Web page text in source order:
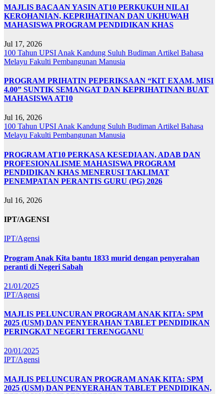
MAJLIS BACAAN YASIN AT10 PERKUKUH NILAI
KEROHANIAN, KEPRIHATINAN DAN UKHUWAH
MAHASISWA PROGRAM PENDIDIKAN KHAS
Jul 17, 2026
100 Tahun UPSI Anak Kandung Suluh Budiman Artikel Bahasa
Melayu Fakulti Pembangunan Manusia
PROGRAM PRIHATIN PEPERIKSAAN “KIT EXAM, MISI
4.00” SUNTIK SEMANGAT DAN KEPRIHATINAN BUAT
MAHASISWA AT10
Jul 16, 2026
100 Tahun UPSI Anak Kandung Suluh Budiman Artikel Bahasa
Melayu Fakulti Pembangunan Manusia
PROGRAM AT10 PERKASA KESEDIAAN, ADAB DAN
PROFESIONALISME MAHASISWA PROGRAM
PENDIDIKAN KHAS MENERUSI TAKLIMAT
PENEMPATAN PERANTIS GURU (PG) 2026
Jul 16, 2026
IPT/AGENSI
IPT/Agensi
Program Anak Kita bantu 1833 murid dengan penyerahan
peranti di Negeri Sabah
21/01/2025
IPT/Agensi
MAJLIS PELUNCURAN PROGRAM ANAK KITA: SPM
2025 (USM) DAN PENYERAHAN TABLET PENDIDIKAN
PERINGKAT NEGERI TERENGGANU
20/01/2025
IPT/Agensi
MAJLIS PELUNCURAN PROGRAM ANAK KITA: SPM
2025 (USM) DAN PENYERAHAN TABLET PENDIDIKAN,